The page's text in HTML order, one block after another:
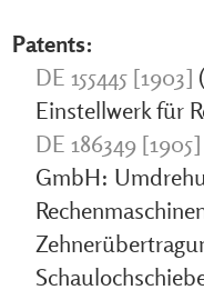
Patents:
DE 155445 [1903]
Einstellwerk für
DE 186349 [1905]
GmbH: